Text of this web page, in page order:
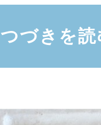
つづきを読